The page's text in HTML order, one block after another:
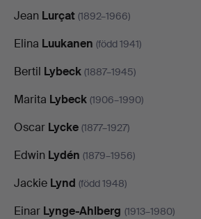
Jean Lurçat (1892–1966)
Elina Luukanen (född 1941)
Bertil Lybeck (1887–1945)
Marita Lybeck (1906–1990)
Oscar Lycke (1877–1927)
Edwin Lydén (1879–1956)
Jackie Lynd (född 1948)
Einar Lynge-Ahlberg (1913–1980)